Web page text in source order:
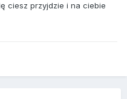
ciesz przyjdzie i na ciebie